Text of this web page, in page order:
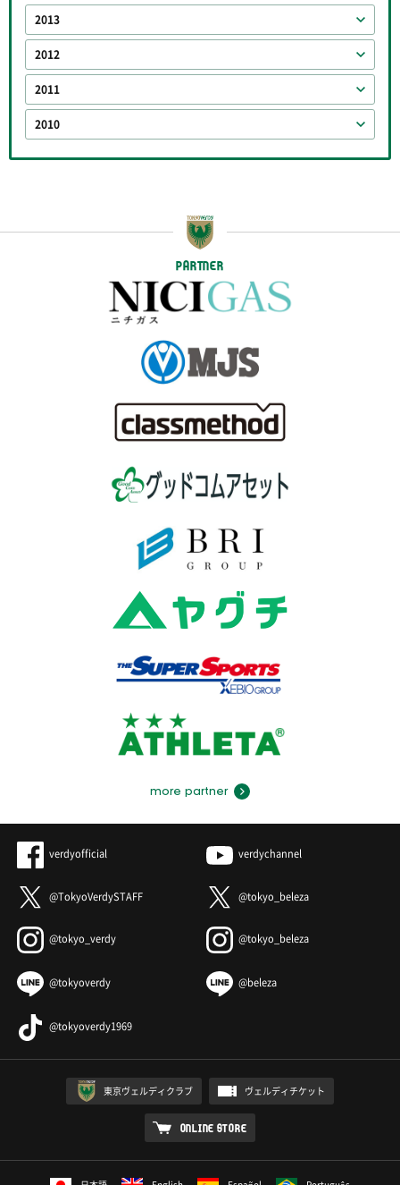
2013
2012
2011
2010
PARTNER
more partner
verdyofficial verdychannel
@TokyoVerdySTAFF @tokyo_beleza
@tokyo_verdy @tokyo_beleza
@tokyoverdy @beleza
@tokyoverdy1969
東京ヴェルディクラブ ヴェルディチケット
ONLINE STORE